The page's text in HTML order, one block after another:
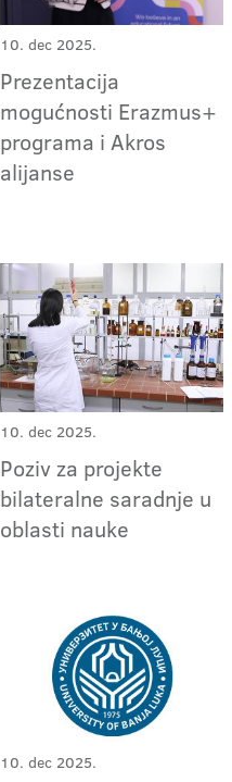
10. dec 2025.
Prezentacija
mogućnosti Erazmus+
programa i Akros
alijanse
10. dec 2025.
Poziv za projekte
bilateralne saradnje u
oblasti nauke
10. dec 2025.